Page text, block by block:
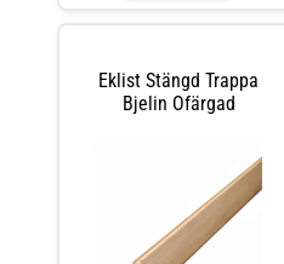
Eklist Stängd Trappa
Bjelin Ofärgad